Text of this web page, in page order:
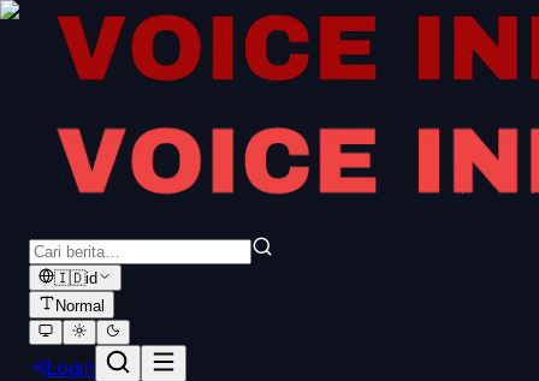
🇮🇩id
Normal
Login